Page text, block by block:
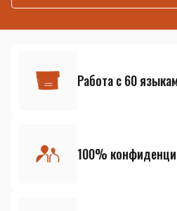
Работа с 60
100%